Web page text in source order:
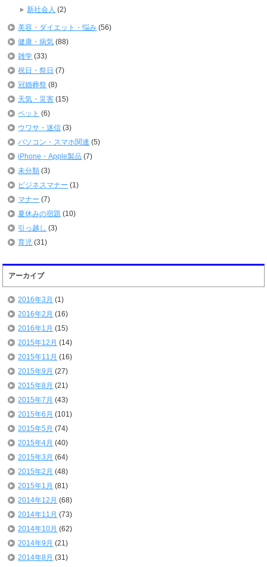
新社会人 (2)
美容・ダイエット・悩み (56)
健康・病気 (88)
雑学 (33)
祝日・祭日 (7)
冠婚葬祭 (8)
天気・災害 (15)
ペット (6)
ウワサ・迷信 (3)
パソコン・スマホ関連 (5)
iPhone・Apple製品 (7)
未分類 (3)
ビジネスマナー (1)
マナー (7)
夏休みの宿題 (10)
引っ越し (3)
育児 (31)
アーカイブ
2016年3月 (1)
2016年2月 (16)
2016年1月 (15)
2015年12月 (14)
2015年11月 (16)
2015年9月 (27)
2015年8月 (21)
2015年7月 (43)
2015年6月 (101)
2015年5月 (74)
2015年4月 (40)
2015年3月 (64)
2015年2月 (48)
2015年1月 (81)
2014年12月 (68)
2014年11月 (73)
2014年10月 (62)
2014年9月 (21)
2014年8月 (31)